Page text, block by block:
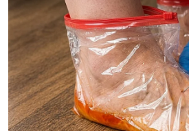
Rasuah Busters
KHSB, Rasuah
kerjasama PSA
antirasuah
Rasuah Busters
Usaha perkasa
komitmen
JBPM